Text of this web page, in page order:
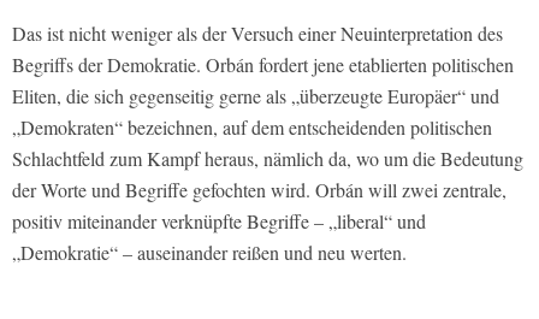
Das ist nicht weniger als der Versuch einer Neuinterpretation des
Begriffs der Demokratie. Orbán fordert jene etablierten politischen
Eliten, die sich gegenseitig gerne als „überzeugte Europäer“ und
„Demokraten“ bezeichnen, auf dem entscheidenden politischen
Schlachtfeld zum Kampf heraus, nämlich da, wo um die Bedeutung
der Worte und Begriffe gefochten wird. Orbán will zwei zentrale,
positiv miteinander verknüpfte Begriffe – „liberal“ und
„Demokratie“ – auseinander reißen und neu werten.